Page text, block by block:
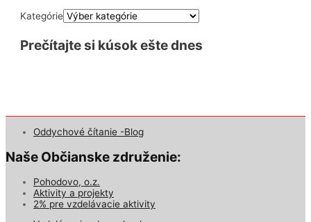
Kategórie
Prečítajte si kúsok ešte dnes
Oddychové čítanie -Blog
Naše Občianske združenie:
Pohodovo, o.z.
Aktivity a projekty
2% pre vzdelávacie aktivity